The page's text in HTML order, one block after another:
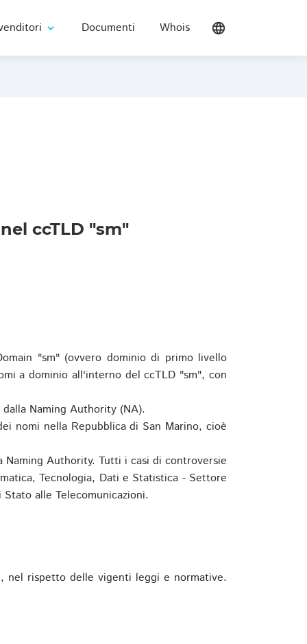
expand_more Documenti Whois language
ccTLD "sm"
"sm" (ovvero dominio di primo livello
a dominio all'interno del ccTLD "sm", con
Naming Authority (NA).
nomi nella Repubblica di San Marino, cioè
Authority. Tutti i casi di controversie
Tecnologia, Dati e Statistica - Settore
alle Telecomunicazioni.
nel rispetto delle vigenti leggi e normative.